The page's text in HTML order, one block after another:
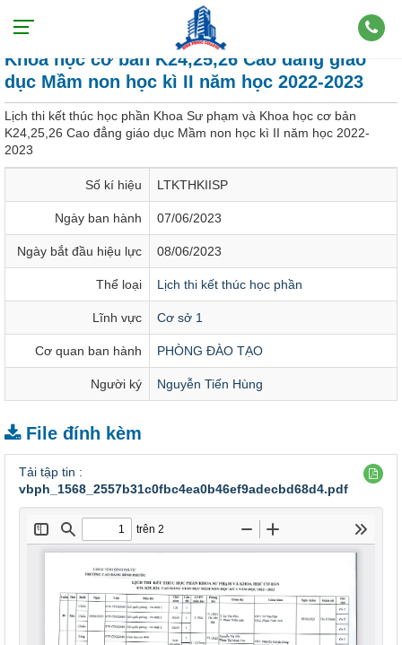
Lịch thi kết thúc học phần Khoa Sư phạm và
Khoa học cơ bản K24,25,26 Cao đẳng giáo
dục Mầm non học kì II năm học 2022-2023
Lịch thi kết thúc học phần Khoa Sư phạm và Khoa học cơ bản
K24,25,26 Cao đẳng giáo dục Mầm non học kì II năm học 2022-
2023
Số kí hiệu LTKTHKIISP
Ngày ban hành 07/06/2023
Ngày bắt đầu hiệu lực 08/06/2023
Thể loại Lịch thi kết thúc học phần
Lĩnh vực Cơ sở 1
Cơ quan ban hành PHÒNG ĐÀO TẠO
Người ký Nguyễn Tiến Hùng
File đính kèm
Tải tập tin :
vbph_1568_2557b31c0fbc4ea0b46ef9adecbd68d4.pdf